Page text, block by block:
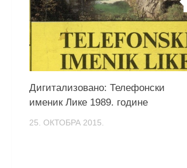
Дигитализовано: Телефонски
именик Лике 1989. године
25. ОКТОБРА 2015.